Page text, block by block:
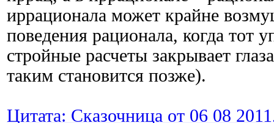
иррационала может крайне
поведения рационала, когда тот
стройные расчеты закрывает
таким становится позже).
Цитата: Сказочница от 06 08